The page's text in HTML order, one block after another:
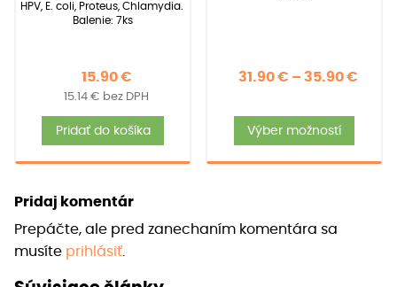
HPV, E. coli, Proteus, Chlamydia.
Balenie: 7ks
15.90€
15.14 € bez DPH
Pridať do košíka
31.90€ – 35.90€Price
Výber možností
má
Pridaj komentár
Prepáčte, ale pred zanechaním komentára sa
musíte prihlásiť